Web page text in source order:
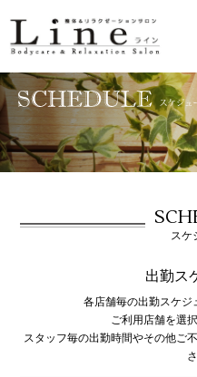
スケ
出勤ス
各店舗毎の出勤スケジ
ご利用店舗を選
スタッフ毎の出勤時間やその他ご